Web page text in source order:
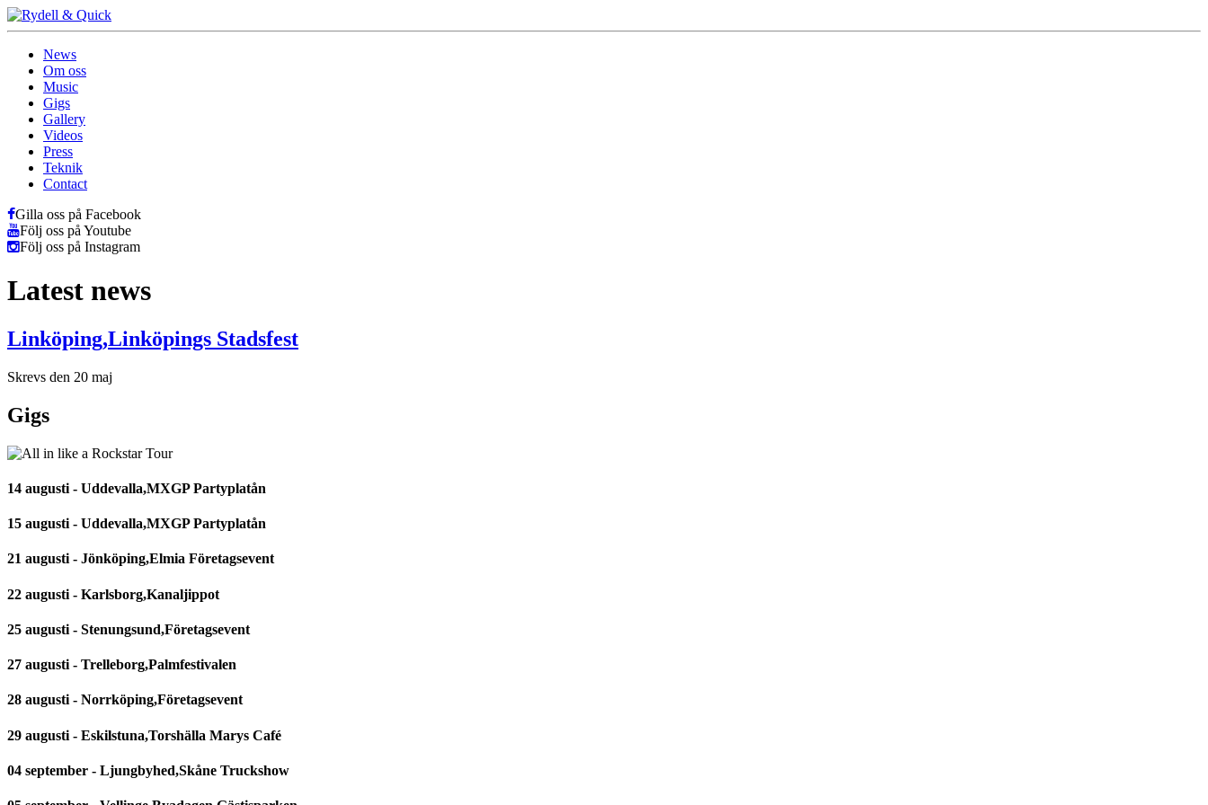
News
Om oss
Music
Gigs
Gallery
Videos
Press
Teknik
Contact
Gilla oss på Facebook
Följ oss på Youtube
Följ oss på Instagram
Latest news
Linköping,Linköpings Stadsfest
Skrevs den 20 maj
Gigs
14 augusti - Uddevalla,MXGP Partyplatån
15 augusti - Uddevalla,MXGP Partyplatån
21 augusti - Jönköping,Elmia Företagsevent
22 augusti - Karlsborg,Kanaljippot
25 augusti - Stenungsund,Företagsevent
27 augusti - Trelleborg,Palmfestivalen
28 augusti - Norrköping,Företagsevent
29 augusti - Eskilstuna,Torshälla Marys Café
04 september - Ljungbyhed,Skåne Truckshow